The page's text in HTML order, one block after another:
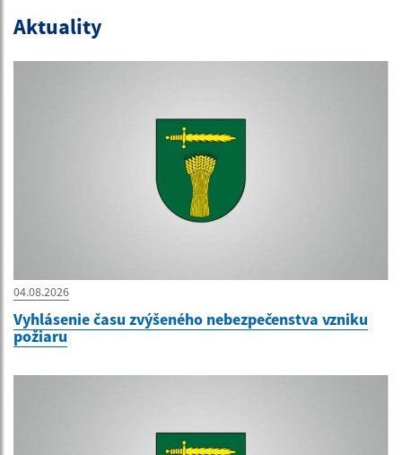
Aktuality
04.08.2026
Vyhlásenie času zvýšeného nebezpečenstva vzniku
požiaru